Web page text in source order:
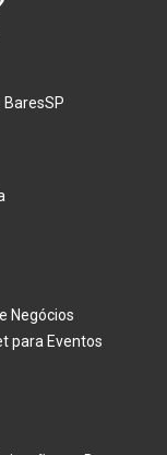
Negócios
para Eventos